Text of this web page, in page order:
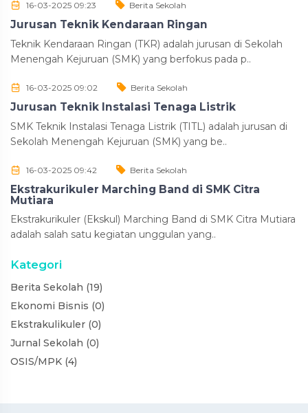
16-03-2025 09:23 Berita Sekolah
Jurusan Teknik Kendaraan Ringan
Teknik Kendaraan Ringan (TKR) adalah jurusan di Sekolah
Menengah Kejuruan (SMK) yang berfokus pada p..
16-03-2025 09:02 Berita Sekolah
Jurusan Teknik Instalasi Tenaga Listrik
SMK Teknik Instalasi Tenaga Listrik (TITL) adalah jurusan di
Sekolah Menengah Kejuruan (SMK) yang be..
16-03-2025 09:42 Berita Sekolah
Ekstrakurikuler Marching Band di SMK Citra
Mutiara
Ekstrakurikuler (Ekskul) Marching Band di SMK Citra Mutiara
adalah salah satu kegiatan unggulan yang..
Kategori
Berita Sekolah (19)
Ekonomi Bisnis (0)
Ekstrakulikuler (0)
Jurnal Sekolah (0)
OSIS/MPK (4)